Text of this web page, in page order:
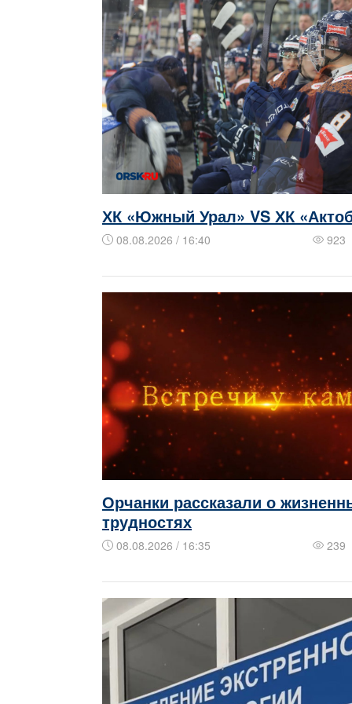
ХК «Южный Урал» VS ХК
08.08.2026 / 16:40 923
Орчанки рассказали о
трудностях
08.08.2026 / 16:35 239